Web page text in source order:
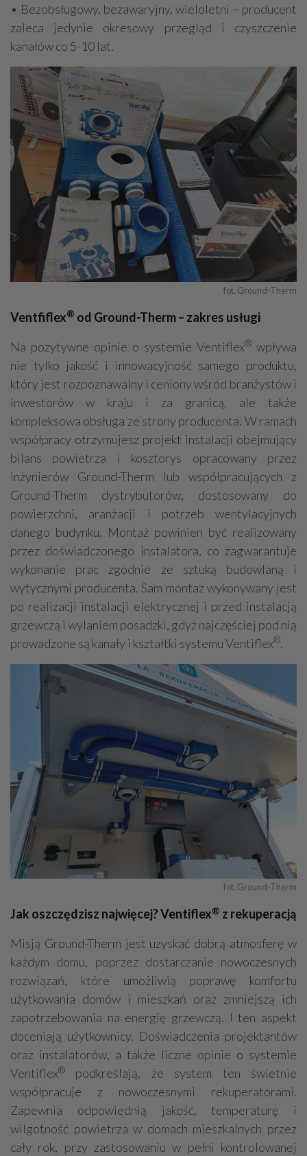
• Bezobsługowy, bezawaryjny, wieloletni – producent
zaleca jedynie okresowy przegląd i czyszczenie
kanałów co 5-10 lat.
fot. Ground-Therm
Ventfiflex® od Ground-Therm – zakres usługi
Na pozytywne opinie o systemie Ventiflex® wpływa
nie tylko jakość i innowacyjność samego produktu,
który jest rozpoznawalny i ceniony wśród branżystów i
inwestorów w kraju i za granicą, ale także
kompleksowa obsługa ze strony producenta. W ramach
współpracy otrzymujesz projekt instalacji obejmujący
bilans powietrza i kosztorys opracowany przez
inżynierów Ground-Therm lub współpracujących z
Ground-Therm dystrybutorów, dostosowany do
powierzchni, aranżacji i potrzeb wentylacyjnych
danego budynku. Montaż powinien być realizowany
przez doświadczonego instalatora, co zagwarantuje
wykonanie prac zgodnie ze sztuką budowlaną i
wytycznymi producenta. Sam montaż wykonywany jest
po realizacji instalacji elektrycznej i przed instalacją
grzewczą i wylaniem posadzki, gdyż najczęściej pod nią
prowadzone są kanały i kształtki systemu Ventiflex®.
fot. Ground-Therm
Jak oszczędzisz najwięcej? Ventiflex® z rekuperacją
Misją Ground-Therm jest uzyskać dobrą atmosferę w
każdym domu, poprzez dostarczanie nowoczesnych
rozwiązań, które umożliwią poprawę komfortu
użytkowania domów i mieszkań oraz zmniejszą ich
zapotrzebowania na energię grzewczą. I ten aspekt
doceniają użytkownicy. Doświadczenia projektantów
oraz instalatorów, a także liczne opinie o systemie
Ventiflex®
podkreślają, że system ten świetnie
współpracuje z nowoczesnymi rekuperatorami.
Zapewnia odpowiednią jakość, temperaturę i
wilgotność powietrza w domach mieszkalnych przez
cały rok, przy zastosowaniu w pełni kontrolowanej